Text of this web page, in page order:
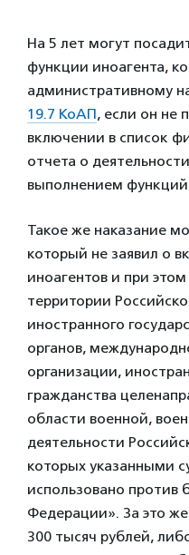
На 5 лет могут
функции иноагента,
административному
19.7 КоАП, если он не
включении в список
отчета о
выполнением функций
Такое же наказание
который не заявил о
иноагентов и при
территории
иностранного
органов,
организации,
гражданства
области военной,
деятельности
которых указанными
использовано против
Федерации». За это
300 тысяч рублей,